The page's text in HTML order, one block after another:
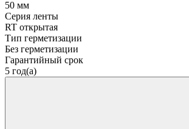
50 мм
Серия ленты
RT открытая
Тип герметизации
Без герметизации
Гарантийный срок
5 год(а)